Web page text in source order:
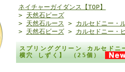
ネイチャーガイダンス【TOP】
> 天然石ビーズ
> 天然石ルース > カルセドニー・
> 天然石ビーズ> カルセドニー・
スプリンググリーン カルセド
横穴 しずく】 （25個）